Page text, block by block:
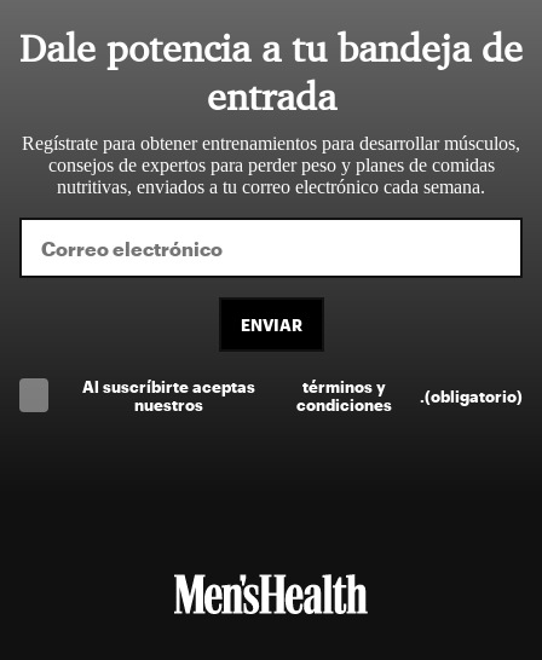
Dale potencia a tu bandeja de
entrada
Regístrate para obtener entrenamientos para desarrollar músculos,
consejos de expertos para perder peso y planes de comidas
nutritivas, enviados a tu correo electrónico cada semana.
ENVIAR
Al suscríbirte aceptas
nuestros
términos y
condiciones
(obligatorio)